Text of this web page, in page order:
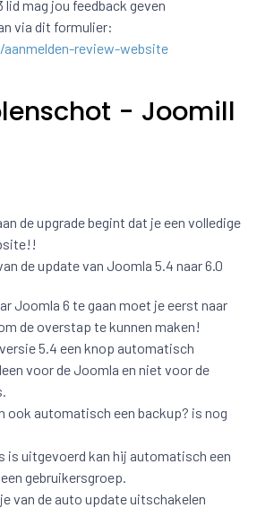
lid mag jou feedback geven
via dit formulier:
review-website
- Joomill
de upgrade begint dat je een volledige
de update van Joomla 5.4 naar 6.0
Joomla 6 te gaan moet je eerst naar
de overstap te kunnen maken!
5.4 een knop automatisch
voor de Joomla en niet voor de
ook automatisch een backup? is nog
is uitgevoerd kan hij automatisch een
gebruikersgroep.
van de auto update uitschakelen